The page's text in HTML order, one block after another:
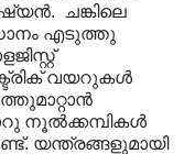
ചങ്കിലെ
എടുത്തു
വയറുകൾ
നൂൽക്കമ്പികൾ
യന്ത്രങ്ങളുമായി